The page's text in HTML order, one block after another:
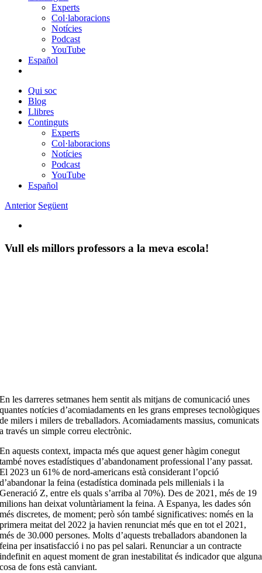
Experts
Col·laboracions
Notícies
Podcast
YouTube
Español
Qui soc
Blog
Llibres
Continguts
Experts
Col·laboracions
Notícies
Podcast
YouTube
Español
Anterior Següent
Image
Vull els millors professors a la meva escola!
En les darreres setmanes hem sentit als mitjans de comunicació unes
quantes notícies d’acomiadaments en les grans empreses tecnològiques
de milers i milers de treballadors. Acomiadaments massius, comunicats
a través un simple correu electrònic.
En aquests context, impacta més que aquest gener hàgim conegut
també noves estadístiques d’abandonament professional l’any passat.
El 2023 un 61% de nord-americans està considerant l’opció
d’abandonar la feina (estadística dominada pels millenials i la
Generació Z, entre els quals s’arriba al 70%). Des de 2021, més de 19
milions han deixat voluntàriament la feina. A Espanya, les dades són
més discretes, de moment; però són també significatives: només en la
primera meitat del 2022 ja havien renunciat més que en tot el 2021,
més de 30.000 persones. Molts d’aquests treballadors abandonen la
feina per insatisfacció i no pas pel salari. Renunciar a un contracte
indefinit en aquest moment de gran inestabilitat és indicador que alguna
cosa de fons està canviant.